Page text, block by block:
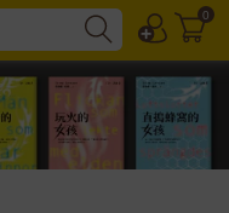
0